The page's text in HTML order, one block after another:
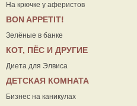
На крючке у аферистов
ВON APPETIT!
Зелёные в банке
КОТ, ПЁС И ДРУГИЕ
Диета для Элвиса
ДЕТСКАЯ КОМНАТА
Бизнес на каникулах